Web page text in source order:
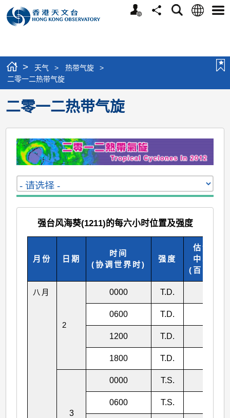
个
分
搜
语
选
> 天气 > 热带气旋
>
二零一二热带气旋
二零一二热带气旋
强台风海葵(1211)的每六小时位置及强度
月份 日期
时间
(协调世界时)
强度
估计最低
中心气压
(百帕斯
八月
2
0000 T.D.
0600 T.D.
1200 T.D.
1800 T.D.
3
0000 T.S.
0600 T.S.